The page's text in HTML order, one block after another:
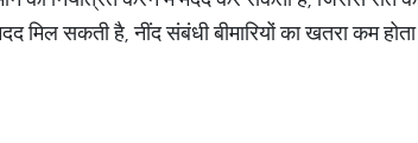
मिल सकती है, नींद संबंधी बीमारियों का खतरा कम